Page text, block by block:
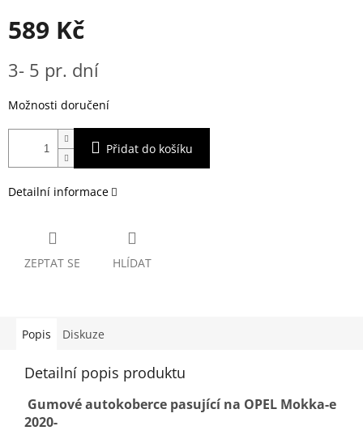
589 Kč
cena:
3- 5 pr. dní
Možnosti doručení
Přidat do košíku
Detailní informace
ZEPTAT SE HLÍDAT
Popis Diskuze
Detailní popis produktu
Gumové autokoberce pasující na OPEL Mokka-e
2020-